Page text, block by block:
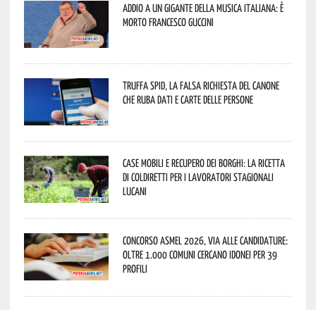
Addio a un gigante della musica italiana: è
morto Francesco Guccini
Truffa Spid, la falsa richiesta del canone
che ruba dati e carte delle persone
Case mobili e recupero dei borghi: la ricetta
di Coldiretti per i lavoratori stagionali
lucani
Concorso Asmel 2026, via alle candidature:
oltre 1.000 Comuni cercano idonei per 39
profili